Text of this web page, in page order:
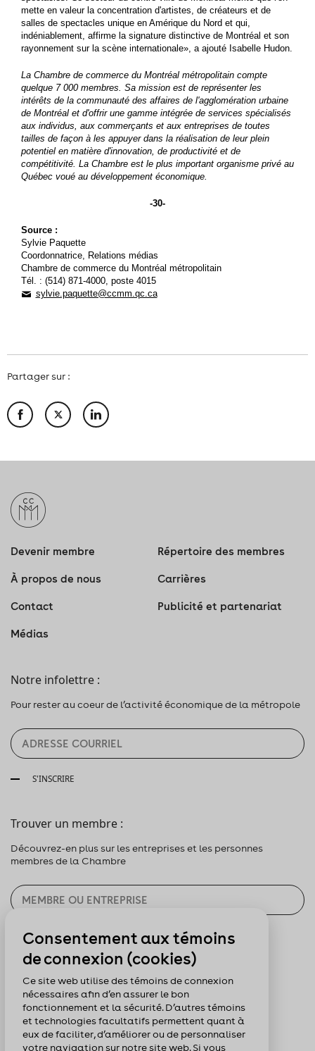
mette en valeur la concentration d'artistes, de créateurs et de
salles de spectacles unique en Amérique du Nord et qui,
indéniablement, affirme la signature distinctive de Montréal et son
rayonnement sur la scène internationale», a ajouté Isabelle Hudon.
La Chambre de commerce du Montréal métropolitain compte
quelque 7 000 membres. Sa mission est de représenter les
intérêts de la communauté des affaires de l'agglomération urbaine
de Montréal et d'offrir une gamme intégrée de services spécialisés
aux individus, aux commerçants et aux entreprises de toutes
tailles de façon à les appuyer dans la réalisation de leur plein
potentiel en matière d'innovation, de productivité et de
compétitivité. La Chambre est le plus important organisme privé au
Québec voué au développement économique.
-30-
Source :
Sylvie Paquette
Coordonnatrice, Relations médias
Chambre de commerce du Montréal métropolitain
Tél. : (514) 871-4000, poste 4015
sylvie.paquette@ccmm.qc.ca
Partager sur :
Devenir membre Répertoire des membres
À propos de nous Carrières
Contact Publicité et partenariat
Médias
Notre infolettre :
Pour rester au coeur de l’activité économique de la métropole
S'INSCRIRE
Trouver un membre :
Découvrez-en plus sur les entreprises et les personnes
membres de la Chambre
CHERCHER
Pour nous suivre :
Consentement aux témoins
de connexion (cookies)
Ce site web utilise des témoins de connexion
nécessaires afin d’en assurer le bon
fonctionnement et la sécurité. D’autres témoins
et technologies facultatifs permettent quant à
eux de faciliter, d’améliorer ou de personnaliser
votre navigation sur notre site web. Si vous